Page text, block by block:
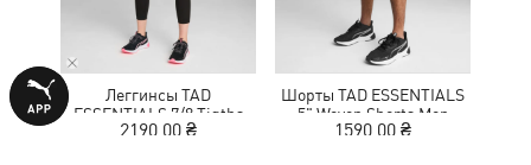
Леггинсы TAD
ESSENTIALS 7/8 Tigths
Women
2190,00 ₴
Шорты TAD ESSENTIALS
5" Woven Shorts Men
1590,00 ₴